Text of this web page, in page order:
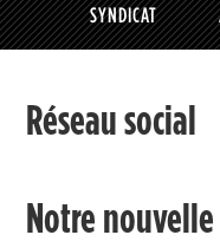
SYNDICAT
Réseau social
Notre